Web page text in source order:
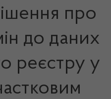
про
до даних
реєстру у